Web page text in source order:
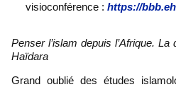
visioconférence : https://
Penser l’islam depuis l’Afrique. La doctrine de chérif O. Madani
Haïdara
Grand oublié des études